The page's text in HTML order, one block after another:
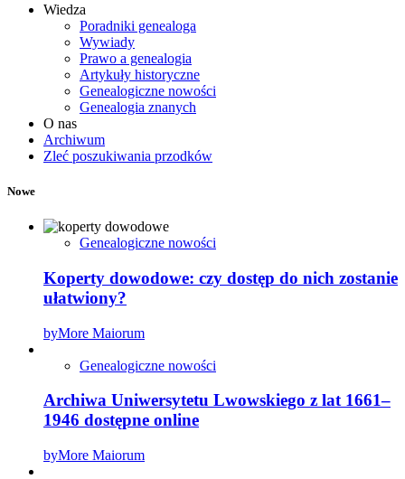
Wiedza
Poradniki genealoga
Wywiady
Prawo a genealogia
Artykuły historyczne
Genealogiczne nowości
Genealogia znanych
O nas
Archiwum
Zleć poszukiwania przodków
Nowe
Genealogiczne nowości
Koperty dowodowe: czy dostęp do nich zostanie
ułatwiony?
byMore Maiorum
Genealogiczne nowości
Archiwa Uniwersytetu Lwowskiego z lat 1661–
1946 dostępne online
byMore Maiorum